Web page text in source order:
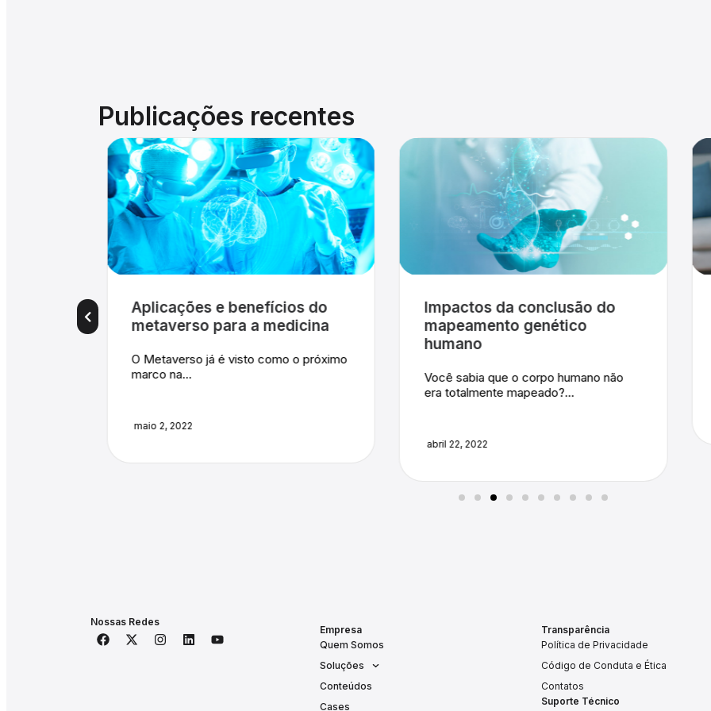
Publicações recentes
Impactos da conclusão do
mapeamento genético
Você sabia que o corpo humano não
Segurança do paciente
Você já parou para pensar na
Nossas Redes
Empresa
Quem Somos
Soluções
Conteúdos
Cases
Transparência
Política de Privacidade
Código de Conduta e Ética
Contatos
Suporte Técnico